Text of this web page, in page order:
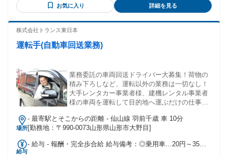
社内規定あり ⭐コミコミプランなら車両費も燃料費も会社負
担で立替金・経費等は不要 ⭐無駄な事務手数料や加盟金、初
期費用等の差引きは一切発生しません ※前払いやガソリンカ
ード貸与の方のみ差引あります（使用分のみ） ⭐インセンテ
ィブ支給あり └※セール期間中限定
ます！ ───────────── ＊一人でモクモクと進める作業が
を進めたい方 ＊スキマ時間を有効活用して収入を増やしたい
社長から応募していただく皆様へ！ ￣￣￣￣￣￣￣￣￣￣￣
￣￣￣￣￣￣￣￣￣ 未経験からでも2週間程度で一人前になれ
る仕事内容です。 充実した教育マニュアルとサポート体制が
あるため、配達経験がなくても コミコミプランだからリスク
という 気持ちと『普通免許』だけ。 年齢も、経験も、学歴
も、一切問いません。 もちろん車両持込のベテランドライバ
ランでも弊社は初期費用や事務手数料などの余計な差引はあ
お気に入り 詳細を見る
株式会社トランス東日本
運転手(自動車回送業務)
業務委託の車両回送ドライバー大募集！荷物の
積み下ろしなど、運転以外の業務は一切なし！
大手レンタカー事業者様、建機レンタル事業者
様の車両を運転して目的地へ運ぶだけの仕事で
場所
- 最寄駅とそこからの距離 - 仙山線 羽前千歳 車 10分
[勤務地：〒990-0073山形県山形市大野目]
給与
- 給与 - 報酬・完全歩合給 給与備考：◎乗用車…20円～35円